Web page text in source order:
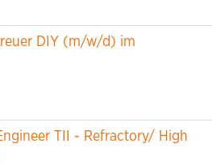
DIY (m/w/d) im
TII - Refractory/ High